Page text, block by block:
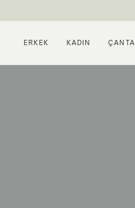
ERKEK KADIN ÇANTA